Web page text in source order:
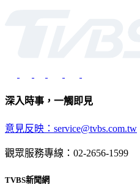
深入時事，一觸即見
意見反映：service@tvbs.com.tw
觀眾服務專線：02-2656-1599
TVBS新聞網